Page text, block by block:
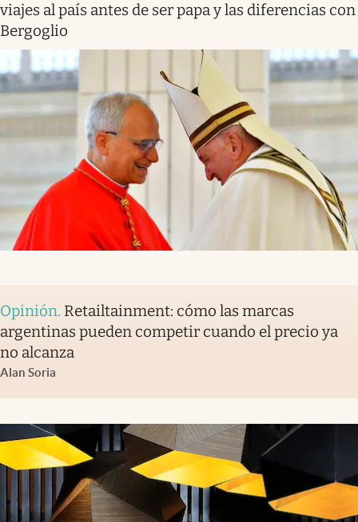
viajes al país antes de ser papa y las diferencias con
Bergoglio
Opinión. Retailtainment: cómo las marcas
argentinas pueden competir cuando el precio ya
no alcanza
Alan Soria